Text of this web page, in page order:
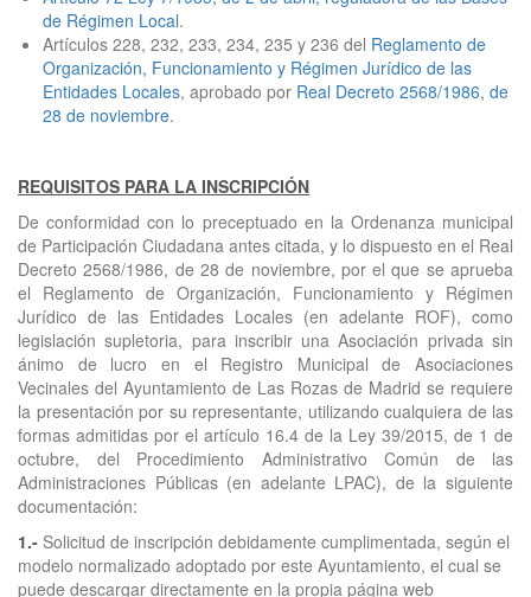
de Régimen Local.
Artículos 228, 232, 233, 234, 235 y 236 del Reglamento de
Organización, Funcionamiento y Régimen Jurídico de las
Entidades Locales, aprobado por Real Decreto 2568/1986, de
28 de noviembre.
REQUISITOS PARA LA INSCRIPCIÓN
De conformidad con lo preceptuado en la Ordenanza municipal
de Participación Ciudadana antes citada, y lo dispuesto en el Real
Decreto 2568/1986, de 28 de noviembre, por el que se aprueba
el Reglamento de Organización, Funcionamiento y Régimen
Jurídico de las Entidades Locales (en adelante ROF), como
legislación supletoria, para inscribir una Asociación privada sin
ánimo de lucro en el Registro Municipal de Asociaciones
Vecinales del Ayuntamiento de Las Rozas de Madrid se requiere
la presentación por su representante, utilizando cualquiera de las
formas admitidas por el artículo 16.4 de la Ley 39/2015, de 1 de
octubre, del Procedimiento Administrativo Común de las
Administraciones Públicas (en adelante LPAC), de la siguiente
documentación:
1.- Solicitud de inscripción debidamente cumplimentada, según el
modelo normalizado adoptado por este Ayuntamiento, el cual se
puede descargar directamente en la propia página web